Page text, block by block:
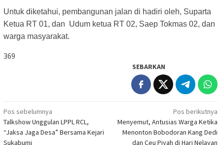
Untuk diketahui, pembangunan jalan di hadiri oleh, Suparta
Ketua RT 01, dan Udum ketua RT 02, Saep Tokmas 02, dan
warga masyarakat.
369
SEBARKAN
Navigasi
pos
Pos sebelumnya
Talkshow Unggulan LPPL RCL,
“Jaksa Jaga Desa” Bersama Kejari
Sukabumi
Pos berikutnya
Menyemut, Antusias Warga Ketika
Menonton Bobodoran Kang Dedi
dan Ceu Piyah di Hari Nelayan